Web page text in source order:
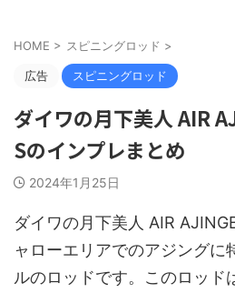
HOME > スピニングロッド >
広告 スピニングロッド
ダイワの月下美人 AIR
Sのインプレまとめ
2024年1月25日
ダイワの月下美人 AIR
ャローエリアでのアジングに
ルのロッドです。このロッド